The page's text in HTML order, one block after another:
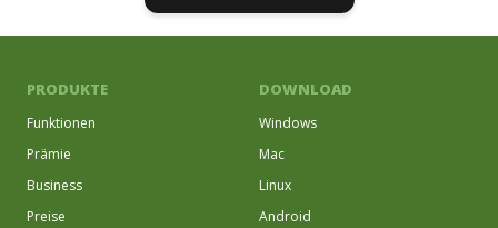
PRODUKTE
Funktionen
Prämie
Business
Preise
DOWNLOAD
Windows
Mac
Linux
Android